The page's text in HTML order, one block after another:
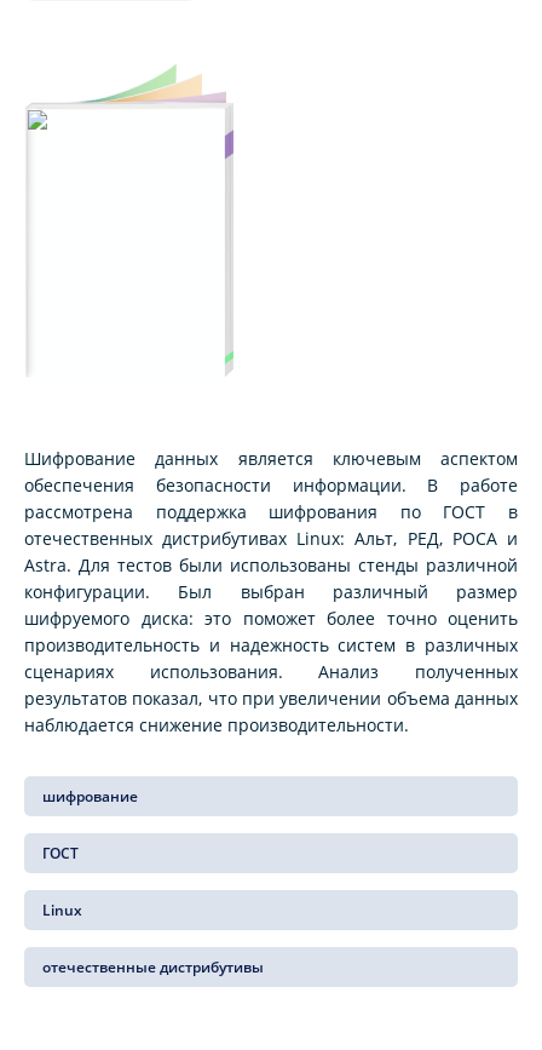
Шифрование данных является ключевым аспектом
обеспечения безопасности информации. В работе
рассмотрена поддержка шифрования по ГОСТ в
отечественных дистрибутивах Linux: Альт, РЕД, РОСА и
Astra. Для тестов были использованы стенды различной
конфигурации. Был выбран различный размер
шифруемого диска: это поможет более точно оценить
производительность и надежность систем в различных
сценариях использования. Анализ полученных
результатов показал, что при увеличении объема данных
наблюдается снижение производительности.
шифрование
ГОСТ
Linux
отечественные дистрибутивы